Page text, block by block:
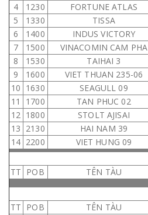
4
1230 FORTUNE ATLAS
5
1330 TISSA
6
1400 INDUS VICTORY
7
1500 VINACOMIN CAM PHA
8
1530 TAIHAI 3
9
1600 VIET THUAN 235-06
10 1630 SEAGULL 09
11
1700 TAN PHUC 02
12 1800 STOLT AJISAI
13 2130 HAI NAM 39
14 2200 VIET HUNG 09
TT POB TÊN TÀU
TT POB TÊN TÀU